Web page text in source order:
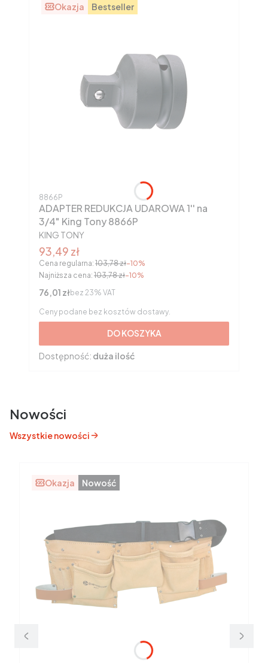
Okazja Bestseller
Kod produktu
8866P
ADAPTER REDUKCJA UDAROWA 1'' na
3/4" King Tony 8866P
PRODUCENT
KING TONY
Cena promocyjna brutto
93,49 zł
Cena regularna: 103,78 zł-10%
Najniższa cena: 103,78 zł-10%
Cena netto
76,01 złbez 23% VAT
Ceny podane bez kosztów dostawy.
DO KOSZYKA
Dostępność: duża ilość
Nowości
Wszystkie nowości
Okazja Nowość